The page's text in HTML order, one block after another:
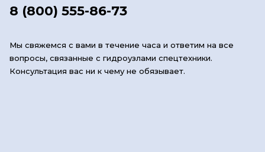
8 (800) 555-86-73
Мы свяжемся с вами в течение часа и ответим на все
вопросы, связанные с гидроузлами спецтехники.
Консультация вас ни к чему не обязывает.